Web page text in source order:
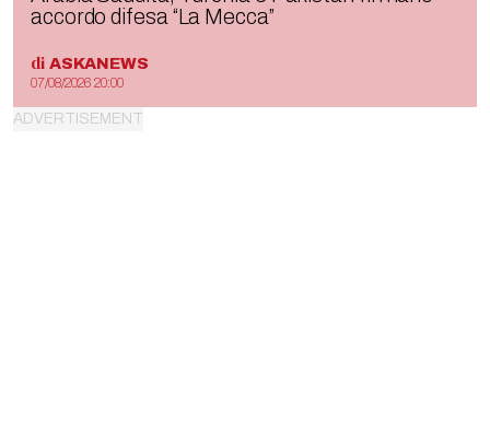
accordo difesa “La Mecca”
di ASKANEWS
07/08/2026 20:00